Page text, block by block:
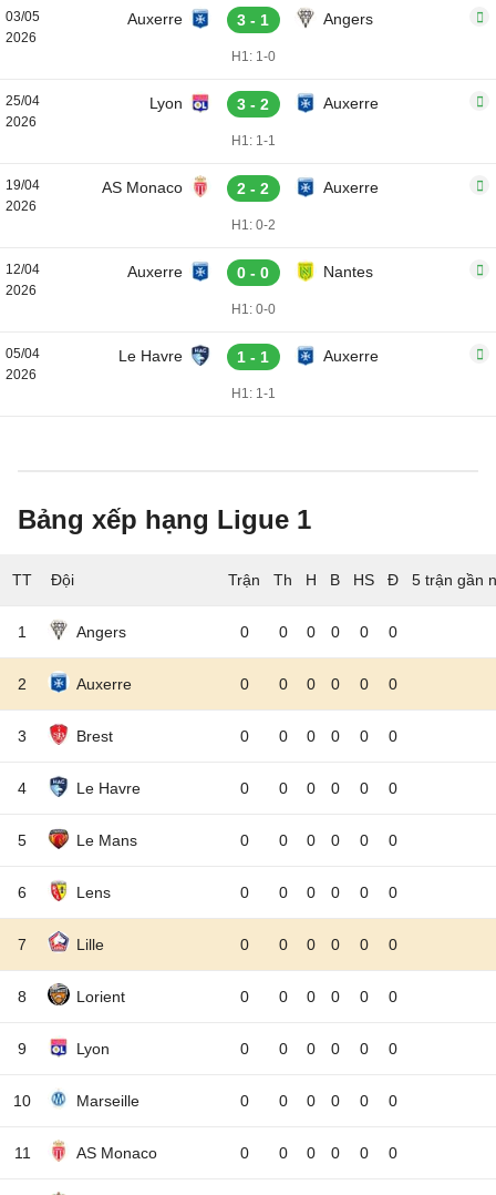
03/05
2026
Auxerre 3 - 1 Angers
H1: 1-0
25/04
2026
Lyon 3 - 2 Auxerre
H1: 1-1
19/04
2026
AS Monaco 2 - 2 Auxerre
H1: 0-2
12/04
2026
Auxerre 0 - 0 Nantes
H1: 0-0
05/04
2026
Le Havre 1 - 1 Auxerre
H1: 1-1
Bảng xếp hạng Ligue 1
TT Đội 5 trận gần
1 Angers 0 0 0 0 0 0
2 Auxerre 0 0 0 0 0 0
3 Brest 0 0 0 0 0 0
4 Le Havre 0 0 0 0 0 0
5 Le Mans 0 0 0 0 0 0
6 Lens 0 0 0 0 0 0
7 Lille 0 0 0 0 0 0
8 Lorient 0 0 0 0 0 0
9 Lyon 0 0 0 0 0 0
10 Marseille 0 0 0 0 0 0
11 AS Monaco 0 0 0 0 0 0